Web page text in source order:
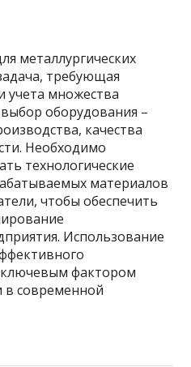
металлургических
требующая
учета множества
оборудования –
качества
Необходимо
технологические
материалов
чтобы обеспечить
Использование
ключевым фактором
в современной